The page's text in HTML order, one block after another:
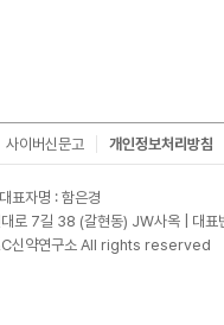
사이버신문고 개인정보처리방침
표자명 : 함은경
대로 7길 38 (갈현동) JW사옥 |
신약연구소 All rights reserved